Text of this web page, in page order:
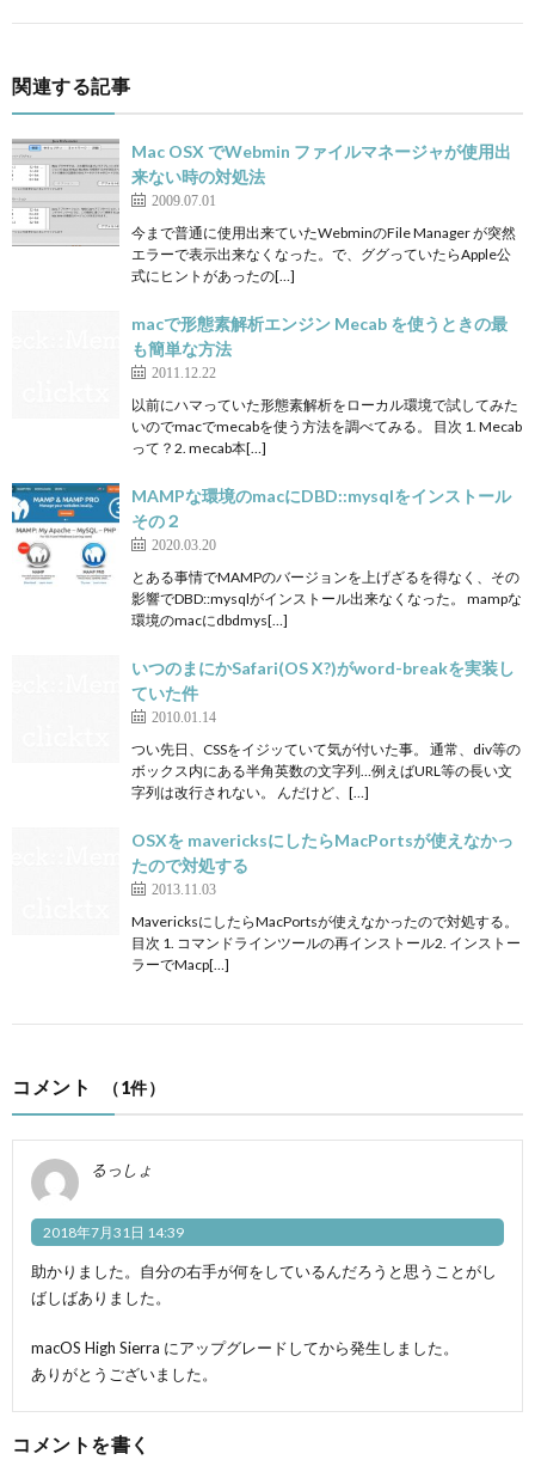
関連する記事
Mac OSX でWebmin ファイルマネージャが使用出
来ない時の対処法
2009.07.01
今まで普通に使用出来ていたWebminのFile Manager が突然
エラーで表示出来なくなった。で、ググっていたらApple公
式にヒントがあったの[…]
macで形態素解析エンジン Mecab を使うときの最
も簡単な方法
2011.12.22
以前にハマっていた形態素解析をローカル環境で試してみた
いのでmacでmecabを使う方法を調べてみる。 目次 1. Mecab
って？2. mecab本[…]
MAMPな環境のmacにDBD::mysqlをインストール
その２
2020.03.20
とある事情でMAMPのバージョンを上げざるを得なく、その
影響でDBD::mysqlがインストール出来なくなった。 mampな
環境のmacにdbdmys[…]
いつのまにかSafari(OS X?)がword-breakを実装し
ていた件
2010.01.14
つい先日、CSSをイジッていて気が付いた事。 通常、div等の
ボックス内にある半角英数の文字列…例えばURL等の長い文
字列は改行されない。 んだけど、[…]
OSXを mavericksにしたらMacPortsが使えなかっ
たので対処する
2013.11.03
MavericksにしたらMacPortsが使えなかったので対処する。
目次 1. コマンドラインツールの再インストール2. インストー
ラーでMacp[…]
コメント （1件）
るっしょ
2018年7月31日 14:39
助かりました。自分の右手が何をしているんだろうと思うことがし
ばしばありました。
macOS High Sierra にアップグレードしてから発生しました。
ありがとうございました。
コメントを書く